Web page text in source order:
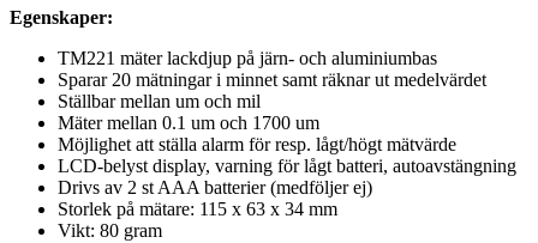
Egenskaper:
TM221 mäter lackdjup på järn- och aluminiumbas
Sparar 20 mätningar i minnet samt räknar ut medelvärdet
Ställbar mellan um och mil
Mäter mellan 0.1 um och 1700 um
Möjlighet att ställa alarm för resp. lågt/högt mätvärde
LCD-belyst display, varning för lågt batteri, autoavstängning
Drivs av 2 st AAA batterier (medföljer ej)
Storlek på mätare: 115 x 63 x 34 mm
Vikt: 80 gram